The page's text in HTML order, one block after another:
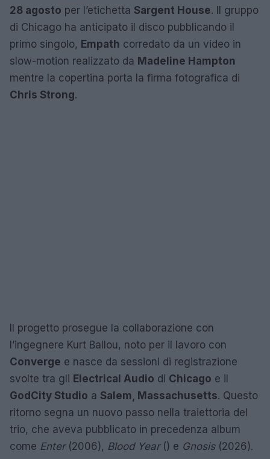
28 agosto per l’etichetta Sargent House. Il gruppo
di Chicago ha anticipato il disco pubblicando il
primo singolo, Empath corredato da un video in
slow-motion realizzato da Madeline Hampton
mentre la copertina porta la firma fotografica di
Chris Strong.
Il progetto prosegue la collaborazione con
l’ingegnere Kurt Ballou, noto per il lavoro con
Converge e nasce da sessioni di registrazione
svolte tra gli Electrical Audio di Chicago e il
GodCity Studio a Salem, Massachusetts. Questo
ritorno segna un nuovo passo nella traiettoria del
trio, che aveva pubblicato in precedenza album
come Enter(2006), Blood Year() e Gnosis(2026).